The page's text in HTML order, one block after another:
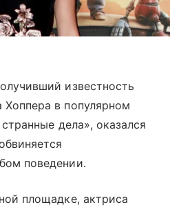
известность
в популярном
дела», оказался
поведении.
площадке, актриса